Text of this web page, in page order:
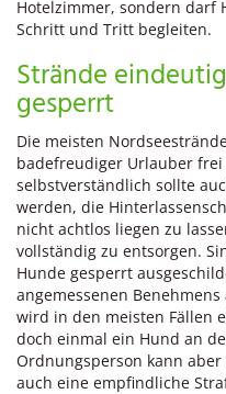
Hotelzimmer, sondern darf
Schritt und Tritt begleiten.
Strände
gesperrt
Die meisten
badefreudiger Urlauber
selbstverständlich sollte
werden, die
nicht achtlos liegen zu
vollständig zu entsorgen.
Hunde gesperrt
angemessenen
wird in den meisten Fällen
doch einmal ein Hund an
Ordnungsperson kann
auch eine empfindliche